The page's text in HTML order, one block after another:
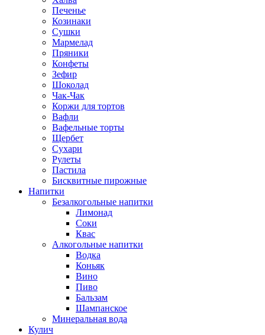
Печенье
Козинаки
Сушки
Мармелад
Пряники
Конфеты
Зефир
Шоколад
Чак-Чак
Коржи для тортов
Вафли
Вафельные торты
Щербет
Сухари
Рулеты
Пастила
Бисквитные пирожные
Напитки
Безалкогольные напитки
Лимонад
Соки
Квас
Алкогольные напитки
Водка
Коньяк
Вино
Пиво
Бальзам
Шампанское
Минеральная вода
Кулич